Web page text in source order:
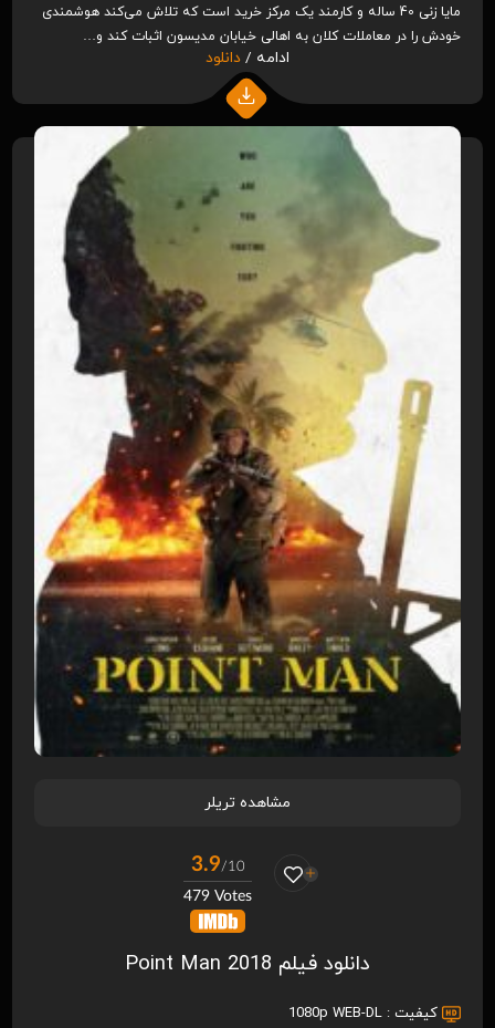
مایا زنی 40 ساله و کارمند یک مرکز خرید است که تلاش می‌کند هوشمندی
خودش را در معاملات کلان به اهالی خیابان مدیسون اثبات کند و…
ادامه / دانلود
مشاهده تریلر
3.9/10
479 Votes
دانلود فیلم Point Man 2018
کیفیت : 1080p WEB-DL